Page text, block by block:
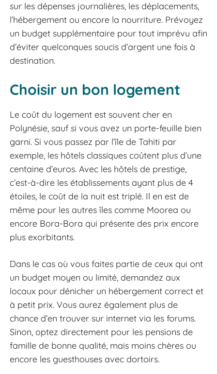
sur les dépenses journalières, les déplacements,
l’hébergement ou encore la nourriture. Prévoyez
un budget supplémentaire pour tout imprévu afin
d’éviter quelconques soucis d’argent une fois à
destination.
Choisir un bon logement
Le coût du logement est souvent cher en
Polynésie, sauf si vous avez un porte-feuille bien
garni. Si vous passez par l’île de Tahiti par
exemple, les hôtels classiques coûtent plus d’une
centaine d’euros. Avec les hôtels de prestige,
c’est-à-dire les établissements ayant plus de 4
étoiles, le coût de la nuit est triplé. Il en est de
même pour les autres îles comme Moorea ou
encore Bora-Bora qui présente des prix encore
plus exorbitants.
Dans le cas où vous faites partie de ceux qui ont
un budget moyen ou limité, demandez aux
locaux pour dénicher un hébergement correct et
à petit prix. Vous aurez également plus de
chance d’en trouver sur internet via les forums.
Sinon, optez directement pour les pensions de
famille de bonne qualité, mais moins chères ou
encore les guesthouses avec dortoirs.